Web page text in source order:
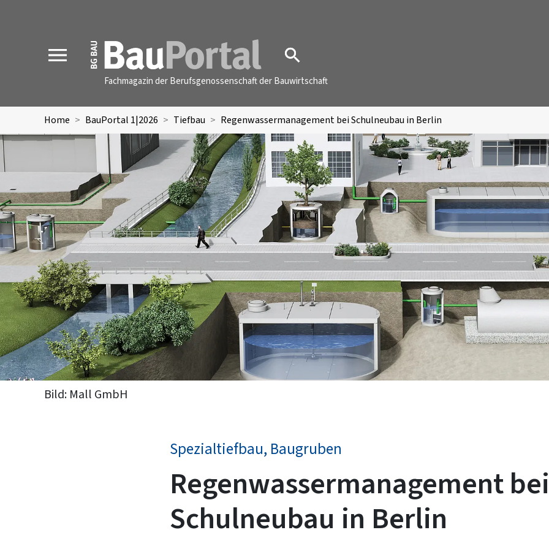
MENU
Fachmagazin der Berufsgenossenschaft der Bauwirtschaft
Home BauPortal 1|2026 Tiefbau Regenwassermanagement bei Schulneubau in Berlin
Bild: Mall GmbH
Spezialtiefbau, Baugruben
Regenwassermanagement bei
Schulneubau in Berlin